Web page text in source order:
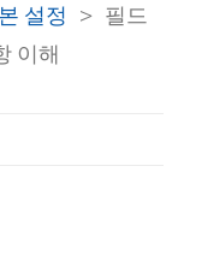
설정
필드
이해